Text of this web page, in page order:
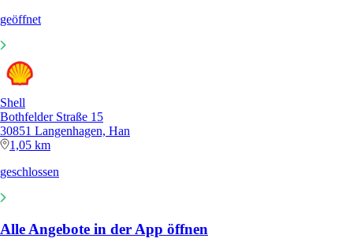
geöffnet
Shell
Bothfelder Straße 15
30851 Langenhagen, Han
1,05 km
geschlossen
Alle Angebote in der App öffnen